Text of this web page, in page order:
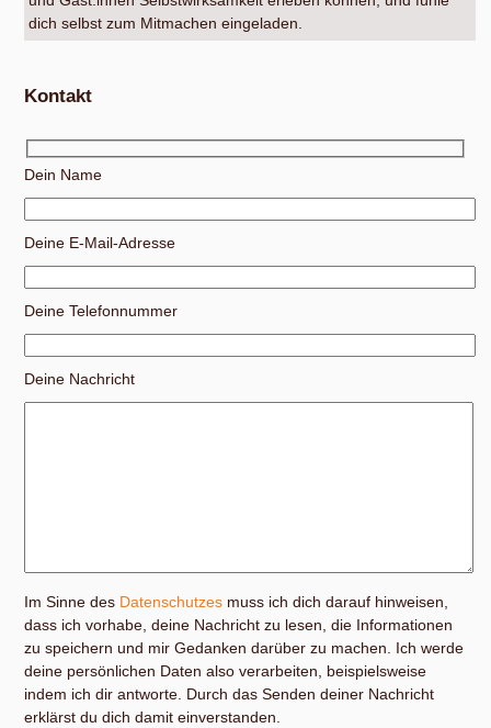
dich selbst zum Mitmachen eingeladen.
Kontakt
Dein Name
Deine E-Mail-Adresse
Deine Telefonnummer
Deine Nachricht
Im Sinne des Datenschutzes muss ich dich darauf hinweisen,
dass ich vorhabe, deine Nachricht zu lesen, die Informationen
zu speichern und mir Gedanken darüber zu machen. Ich werde
deine persönlichen Daten also verarbeiten, beispielsweise
indem ich dir antworte. Durch das Senden deiner Nachricht
erklärst du dich damit einverstanden.